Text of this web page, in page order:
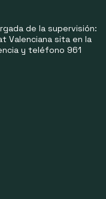
de la supervisión:
Valenciana sita en la
y teléfono 961